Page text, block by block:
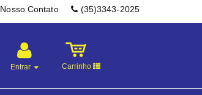
Nosso Contato (35)3343-2025
Entrar Carrinho